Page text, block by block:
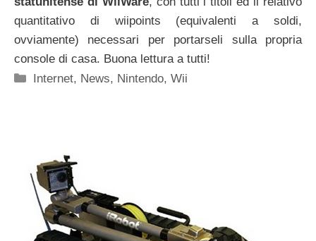
quantitativo di wiipoints (equivalenti a soldi,
ovviamente) necessari per portarseli sulla propria
console di casa. Buona lettura a tutti!
Categorie
Internet, News, Nintendo,Wii